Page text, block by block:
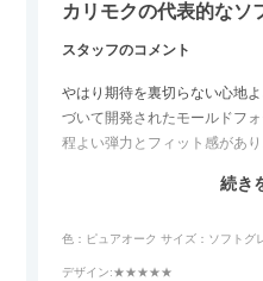
カリモクの代表的なソ
スタッフのコメント
やはり期待を裏切らない心地
づいて開発されたモールドフ
程よい弾力とフィット感があ
リラックスタイムによさそう
す。
続き
色：ピュアオーク サイズ：ソフトグ
デザイン:★★★★★